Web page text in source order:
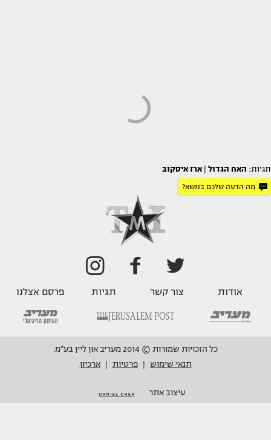
תגיות: האח הגדול ארז איסקוב
מה הדעה שלכם בנושא?
אודות צור קשר תגיות פרסם אצלנו
כל הזכויות שמורות © 2014 מעריב און ליין בע"מ.
תנאי שימוש
פרטיות ארכיון
עיצוב אתר